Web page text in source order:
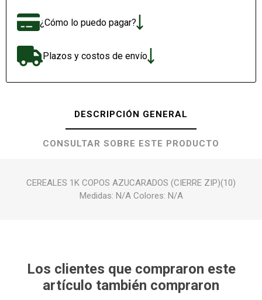
¿Cómo lo puedo pagar?
Plazos y costos de envío
DESCRIPCIÓN GENERAL
CONSULTAR SOBRE ESTE PRODUCTO
CEREALES 1K COPOS AZUCARADOS (CIERRE ZIP)(10)
Medidas: N/A Colores: N/A
Los clientes que compraron este
artículo también compraron